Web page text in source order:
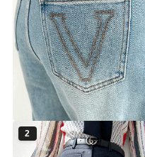
헤르민 데님 팬츠 (벨트SET)
▨리미티드 고별전 30%▨
pt4438 [26~29] 1color
30% 41,900원 59,900원
2